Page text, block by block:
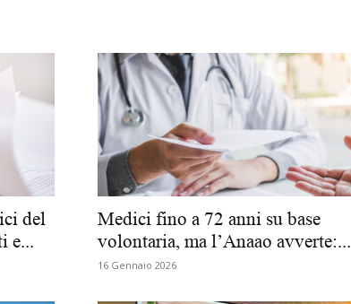
Nazionale
degli
del
e...
Medici fino a 72 anni su base
volontaria, ma l’Anaao avverte:...
16 Gennaio 2026